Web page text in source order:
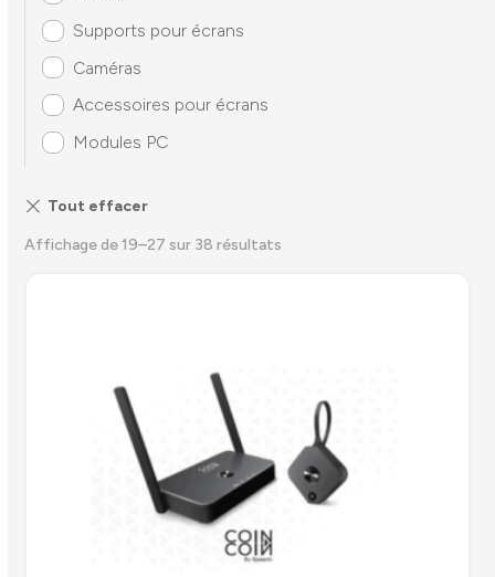
Supports pour écrans
Caméras
Accessoires pour écrans
Modules PC
Affichage de 19–27 sur 38 résultats